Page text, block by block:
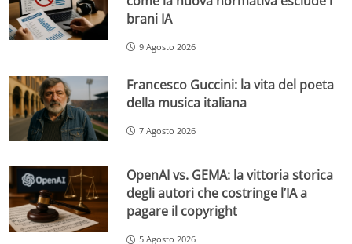
brani IA
9 Agosto 2026
Francesco Guccini: la vita del poeta
della musica italiana
7 Agosto 2026
OpenAI vs. GEMA: la vittoria storica
degli autori che costringe l’IA a
pagare il copyright
5 Agosto 2026